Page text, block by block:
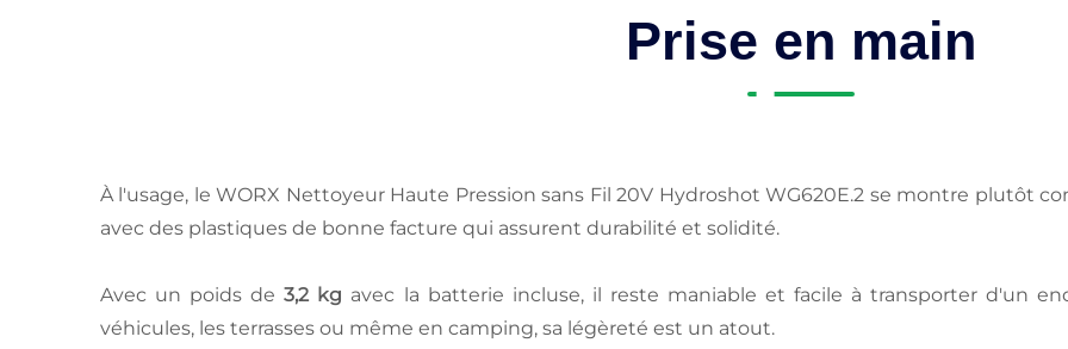
Prise en main
À l'usage, le WORX Nettoyeur Haute Pression sans Fil 20V Hydroshot WG620E.2 se montre plutôt
avec des plastiques de bonne facture qui assurent durabilité et solidité.
Avec un poids de3,2 kg avec la batterie incluse, il reste maniable et facile à transporter d'un
véhicules, les terrasses ou même en camping, sa légèreté est un atout.